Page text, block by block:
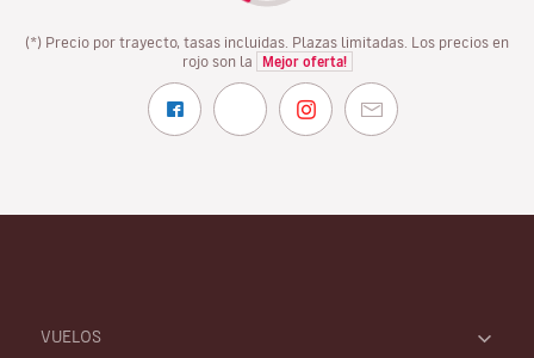
(*) Precio por trayecto, tasas incluidas. Plazas limitadas. Los precios en
rojo son la
Mejor oferta!
VUELOS